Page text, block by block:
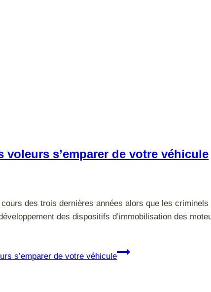
s’emparer de votre véhicule
des trois dernières années alors que les
des dispositifs d’immobilisation des
s’emparer de votre véhicule